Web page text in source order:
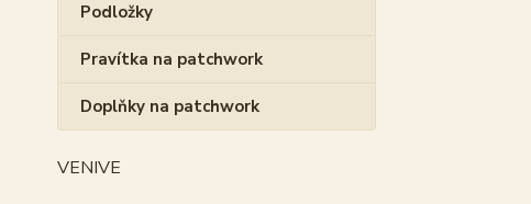
Podložky
Pravítka na patchwork
Doplňky na patchwork
VENIVE